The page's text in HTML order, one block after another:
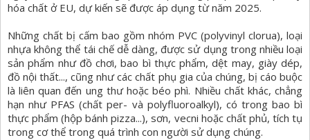
hóa chất ở EU, dự kiến sẽ được áp dụng từ năm 2025.
Những chất bị cấm bao gồm nhóm PVC (polyvinyl clorua), loại
nhựa không thể tái chế dễ dàng, được sử dụng trong nhiều loại
sản phẩm như đồ chơi, bao bì thực phẩm, dệt may, giày dép,
đồ nội thất..., cũng như các chất phụ gia của chúng, bị cáo buộc
là liên quan đến ung thư hoặc béo phì. Nhiều chất khác, chẳng
hạn như PFAS (chất per- và polyfluoroalkyl), có trong bao bì
thực phẩm (hộp bánh pizza...), sơn, vecni hoặc chất phủ, tích tụ
trong cơ thể trong quá trình con người sử dụng chúng.